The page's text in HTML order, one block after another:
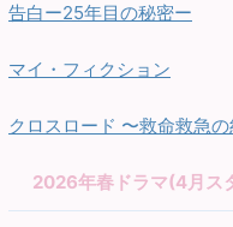
告白ー25年目の秘密ー
マイ・フィクション
クロスロード 〜救命救急
2026年春ドラマ(4月ス